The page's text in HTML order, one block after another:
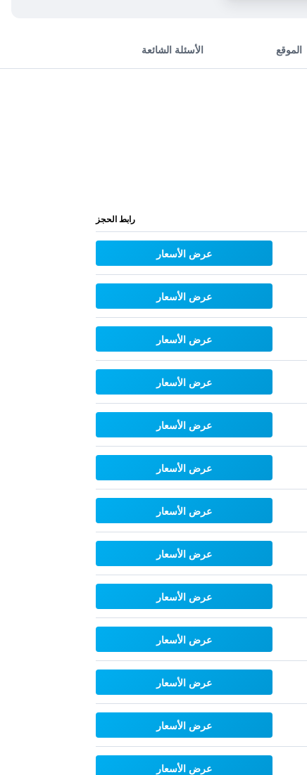
الموقع الأسئلة الشائعة
رابط الحجز
عرض الأسعار
عرض الأسعار
عرض الأسعار
عرض الأسعار
عرض الأسعار
عرض الأسعار
عرض الأسعار
عرض الأسعار
عرض الأسعار
عرض الأسعار
عرض الأسعار
عرض الأسعار
عرض الأسعار